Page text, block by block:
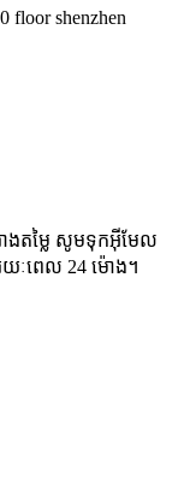
floor shenzhen
តម្លៃ សូមទុកអ៊ីមែល
យៈពេល 24 ម៉ោង។